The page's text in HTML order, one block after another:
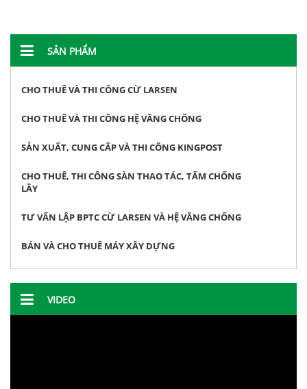
SẢN PHẨM
CHO THUÊ VÀ THI CÔNG CỪ LARSEN
CHO THUÊ VÀ THI CÔNG HỆ VĂNG CHỐNG
SẢN XUẤT, CUNG CẤP VÀ THI CÔNG KINGPOST
CHO THUÊ, THI CÔNG SÀN THAO TÁC, TẤM CHỐNG
LẦY
TƯ VẤN LẬP BPTC CỪ LARSEN VÀ HỆ VĂNG CHỐNG
BÁN VÀ CHO THUÊ MÁY XÂY DỰNG
VIDEO